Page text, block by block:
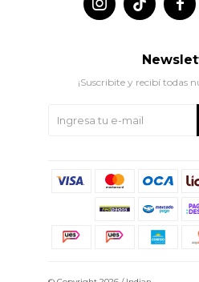


¡Suscribite y recibí todas